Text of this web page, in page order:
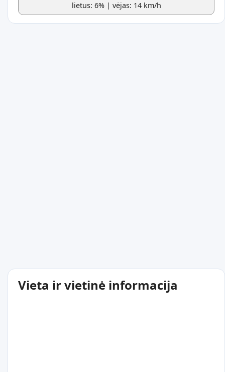
lietus: 6% | vėjas: 14 km/h
Vieta ir vietinė informacija